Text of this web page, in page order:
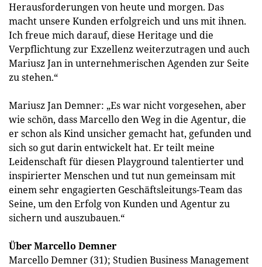
Herausforderungen von heute und morgen. Das
macht unsere Kunden erfolgreich und uns mit ihnen.
Ich freue mich darauf, diese Heritage und die
Verpflichtung zur Exzellenz weiterzutragen und auch
Mariusz Jan in unternehmerischen Agenden zur Seite
zu stehen.“
Mariusz Jan Demner: „Es war nicht vorgesehen, aber
wie schön, dass Marcello den Weg in die Agentur, die
er schon als Kind unsicher gemacht hat, gefunden und
sich so gut darin entwickelt hat. Er teilt meine
Leidenschaft für diesen Playground talentierter und
inspirierter Menschen und tut nun gemeinsam mit
einem sehr engagierten Geschäftsleitungs-Team das
Seine, um den Erfolg von Kunden und Agentur zu
sichern und auszubauen.“
Über Marcello Demner
Marcello Demner (31); Studien Business Management